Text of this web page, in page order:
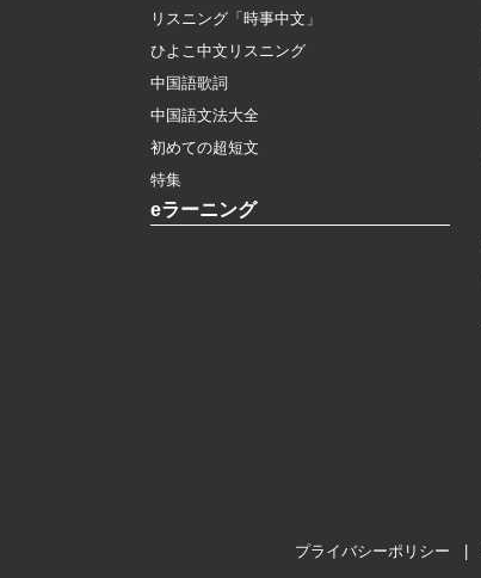
リスニング「時事中文」
ひよこ中文リスニング
中国語歌詞
中国語文法大全
初めての超短文
特集
eラーニング
プライバシーポリシー